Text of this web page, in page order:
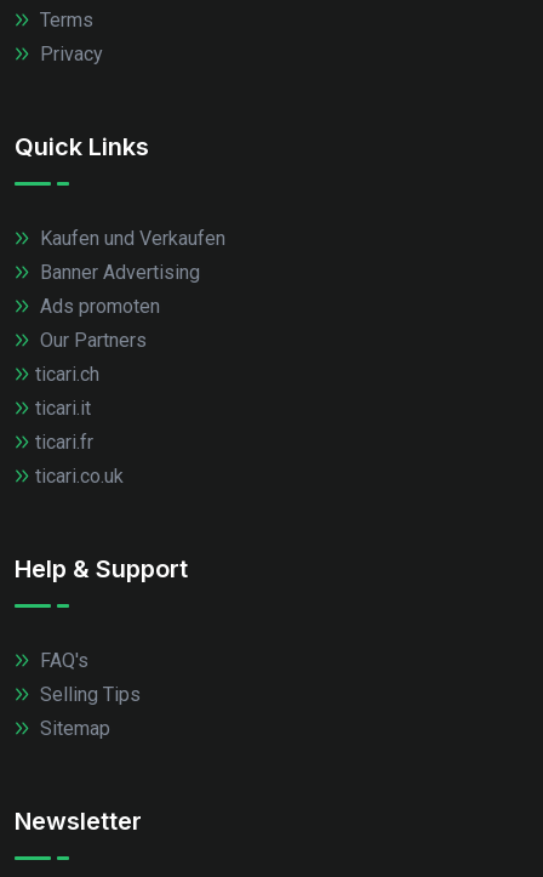
Terms
Privacy
Quick Links
Kaufen und Verkaufen
Banner Advertising
Ads promoten
Our Partners
ticari.ch
ticari.it
ticari.fr
ticari.co.uk
Help & Support
FAQ's
Selling Tips
Sitemap
Newsletter